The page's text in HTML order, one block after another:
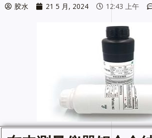
胶水 21 5 月, 2024 12:43 上午